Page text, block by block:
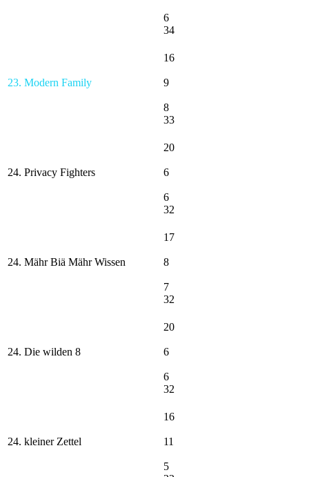
6
34
23. Modern Family
16
9
8
33
24. Privacy Fighters
20
6
6
32
24. Mähr Biä Mähr Wissen
17
8
7
32
24. Die wilden 8
20
6
6
32
24. kleiner Zettel
16
11
5